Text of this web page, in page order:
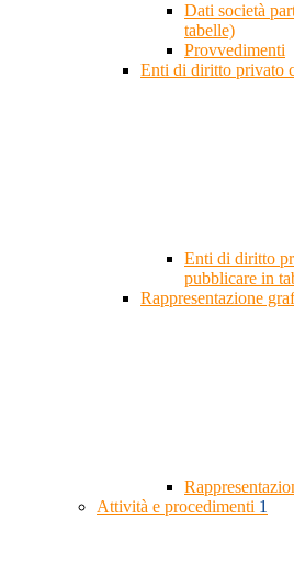
Dati società
tabelle)
Provvedimenti
Enti di diritto privato
Enti di diritto
pubblicare in
Rappresentazione
Attività e procedimenti 1